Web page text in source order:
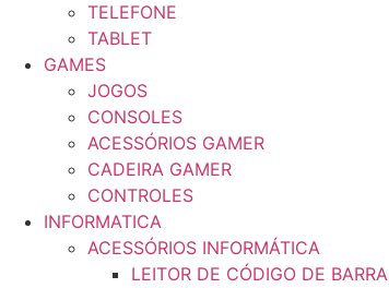
TELEFONE
TABLET
GAMES
JOGOS
CONSOLES
ACESSÓRIOS GAMER
CADEIRA GAMER
CONTROLES
INFORMATICA
ACESSÓRIOS INFORMÁTICA
LEITOR DE CÓDIGO DE BARRA